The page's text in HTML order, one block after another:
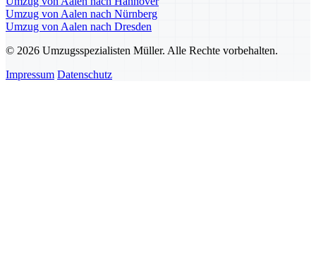
Umzug von Aalen nach Nürnberg
Umzug von Aalen nach Dresden
© 2026 Umzugsspezialisten Müller. Alle Rechte vorbehalten.
Impressum Datenschutz